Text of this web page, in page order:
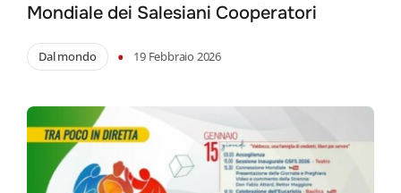
Mondiale dei Salesiani Cooperatori
Dal mondo • 19 Febbraio 2026